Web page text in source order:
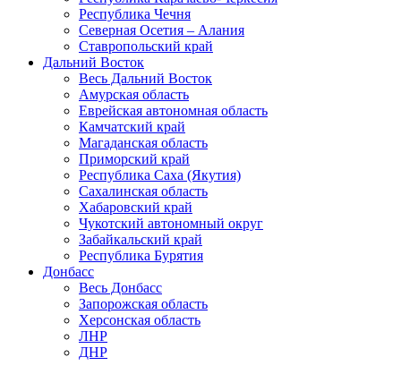
Республика Чечня
Северная Осетия – Алания
Ставропольский край
Дальний Восток
Весь Дальний Восток
Амурская область
Еврейская автономная область
Камчатский край
Магаданская область
Приморский край
Республика Саха (Якутия)
Сахалинская область
Хабаровский край
Чукотский автономный округ
Забайкальский край
Республика Бурятия
Донбасс
Весь Донбасс
Запорожская область
Херсонская область
ЛНР
ДНР